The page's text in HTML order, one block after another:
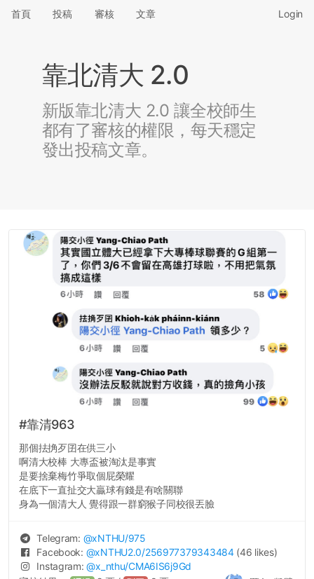
首頁 投稿 審核 文章 Login
靠北清大 2.0
新版靠北清大 2.0 讓全校師生
都有了審核的權限，每天穩定
發出投稿文章。
#靠清963
那個抾捔歹囝在供三小
啊清大校棒 大專盃被淘汰是事實
是要捨棄梅竹爭取個屁榮耀
在底下一直扯交大贏球有錢是有啥關聯
身為一個清大人 覺得跟一群窮猴子同校很丟臉
Telegram: @xNTHU/975
Facebook: @xNTHU2.0/256977379343484 (46 likes)
Instagram:@x_nthu/CMA6IS6j9Gd